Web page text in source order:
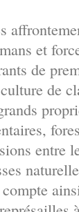
et
de
de
entre